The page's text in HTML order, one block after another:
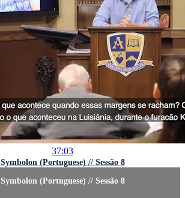
37:03
Symbolon (Portuguese) // Sessão 8
Symbolon (Portuguese) // Sessão 8